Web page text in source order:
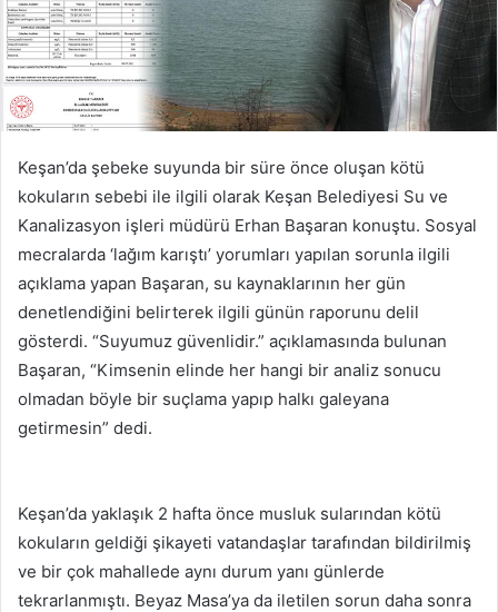
Keşan’da şebeke suyunda bir süre önce oluşan kötü
kokuların sebebi ile ilgili olarak Keşan Belediyesi Su ve
Kanalizasyon işleri müdürü Erhan Başaran konuştu. Sosyal
mecralarda ‘lağım karıştı’ yorumları yapılan sorunla ilgili
açıklama yapan Başaran, su kaynaklarının her gün
denetlendiğini belirterek ilgili günün raporunu delil
gösterdi. “Suyumuz güvenlidir.” açıklamasında bulunan
Başaran, “Kimsenin elinde her hangi bir analiz sonucu
olmadan böyle bir suçlama yapıp halkı galeyana
getirmesin” dedi.
Keşan’da yaklaşık 2 hafta önce musluk sularından kötü
kokuların geldiği şikayeti vatandaşlar tarafından bildirilmiş
ve bir çok mahallede aynı durum yanı günlerde
tekrarlanmıştı. Beyaz Masa’ya da iletilen sorun daha sonra